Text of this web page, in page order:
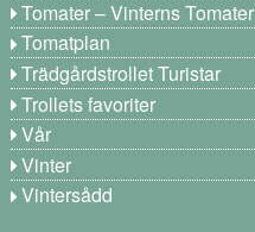
Tomater – Vinterns Tomater
Tomatplan
Trädgårdstrollet Turistar
Trollets favoriter
Vår
Vinter
Vintersådd